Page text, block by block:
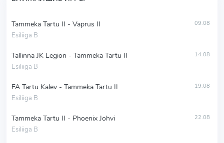
Tammeka Tartu II - Vaprus II
Esiliiga B
09.08
Tallinna JK Legion - Tammeka Tartu II
Esiliiga B
14.08
FA Tartu Kalev - Tammeka Tartu II
Esiliiga B
19.08
Tammeka Tartu II - Phoenix Johvi
Esiliiga B
22.08